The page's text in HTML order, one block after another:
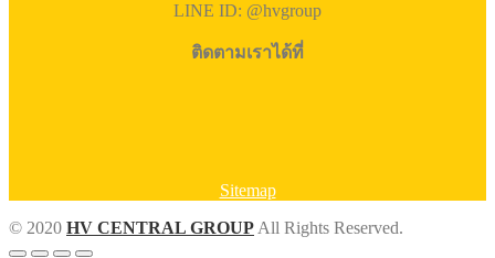
LINE ID: @hvgroup
ติดตามเราได้ที่
Sitemap
© 2020 HV CENTRAL GROUP All Rights Reserved.